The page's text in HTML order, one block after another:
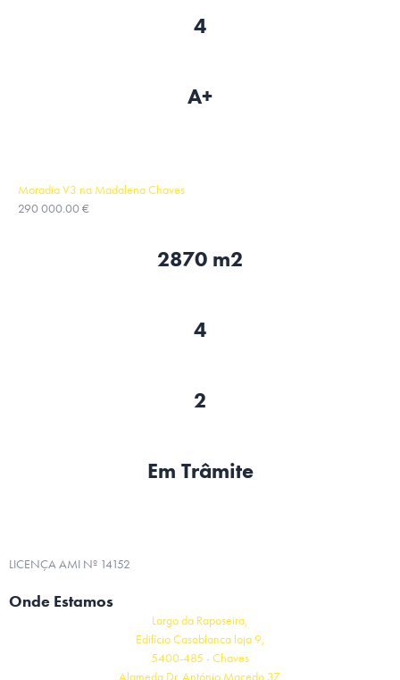
4
A+
Moradia V3 na Madalena Chaves
290 000.00 €
2870 m2
4
2
Em Trâmite
LICENÇA AMI Nº 14152
Onde Estamos
Largo da Raposeira,
Edifício Casablanca loja 9,
5400-485 - Chaves
Alameda Dr. António Macedo 37,